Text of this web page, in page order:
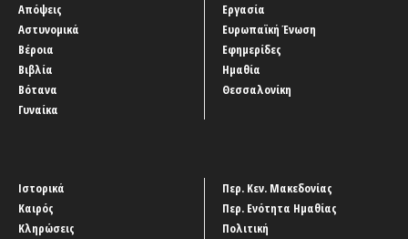
Απόψεις
Αστυνομικά
Βέροια
Βιβλία
Βότανα
Γυναίκα
Εργασία
Ευρωπαϊκή Ένωση
Εφημερίδες
Ημαθία
Θεσσαλονίκη
Ιστορικά
Καιρός
Κληρώσεις
Περ. Κεν. Μακεδονίας
Περ. Ενότητα Ημαθίας
Πολιτική